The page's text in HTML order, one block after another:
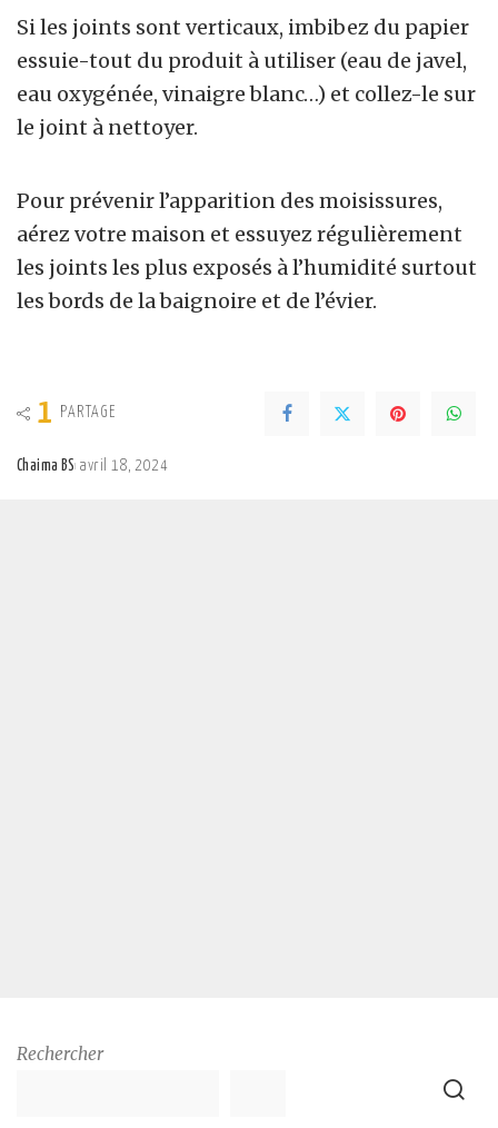
Si les joints sont verticaux, imbibez du papier
essuie-tout du produit à utiliser (eau de javel,
eau oxygénée, vinaigre blanc…) et collez-le sur
le joint à nettoyer.
Pour prévenir l’apparition des moisissures,
aérez votre maison et essuyez régulièrement
les joints les plus exposés à l’humidité surtout
les bords de la baignoire et de l’évier.
1 PARTAGE
Chaima BS avril 18, 2024
Rechercher